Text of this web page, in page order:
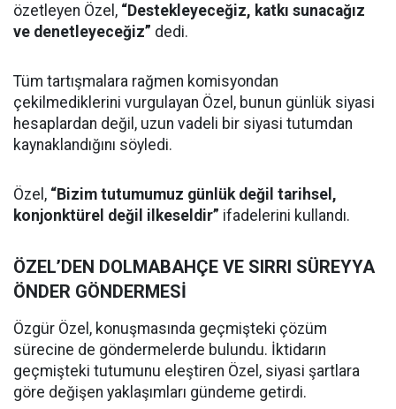
özetleyen Özel, “Destekleyeceğiz, katkı sunacağız
ve denetleyeceğiz” dedi.
Tüm tartışmalara rağmen komisyondan
çekilmediklerini vurgulayan Özel, bunun günlük siyasi
hesaplardan değil, uzun vadeli bir siyasi tutumdan
kaynaklandığını söyledi.
Özel, “Bizim tutumumuz günlük değil tarihsel,
konjonktürel değil ilkeseldir” ifadelerini kullandı.
ÖZEL’DEN DOLMABAHÇE VE SIRRI SÜREYYA
ÖNDER GÖNDERMESİ
Özgür Özel, konuşmasında geçmişteki çözüm
sürecine de göndermelerde bulundu. İktidarın
geçmişteki tutumunu eleştiren Özel, siyasi şartlara
göre değişen yaklaşımları gündeme getirdi.